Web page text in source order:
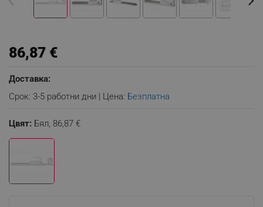
86,87 €
Доставка:
Срок: 3-5 работни дни | Цена: Безплатна
Цвят: Бял, 86,87 €